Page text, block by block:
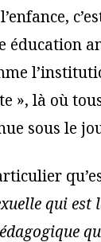
éducation
», là où
sous le
qui